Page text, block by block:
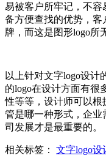
易被客户所牢记，不容
备方便查找的优势，
牌，而这是图形logo所
以上针对文字logo设计
的logo在设计方面有很
性等等，设计师可以
管是哪一种形式，企业
司发展才是最重要的。
相关标签： 文字logo设